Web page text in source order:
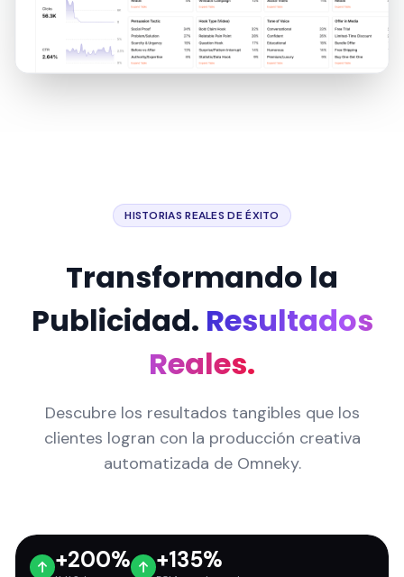
HISTORIAS REALES DE ÉXITO
Transformando la
Publicidad. Resultados
Reales.
Descubre los resultados tangibles que los
clientes logran con la producción creativa
automatizada de Omneky.
+200% +135%